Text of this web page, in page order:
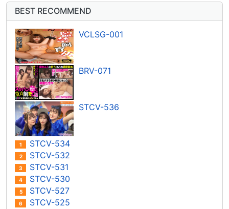
BEST RECOMMEND
VCLSG-001
BRV-071
STCV-536
1 STCV-534
2 STCV-532
3 STCV-531
4 STCV-530
5 STCV-527
6 STCV-525